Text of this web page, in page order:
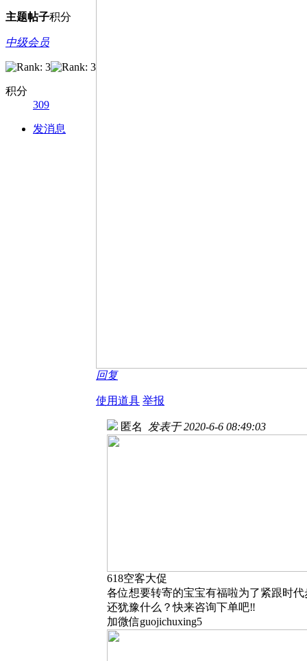
主题帖子积分
中级会员
积分
309
发消息
回复
使用道具 举报
匿名 发表于 2020-6-6 08:49:03
618空客大促
各位想要转寄的宝宝有福啦为了紧跟时
还犹豫什么？快来咨询下单吧‼
加微信guojichuxing5